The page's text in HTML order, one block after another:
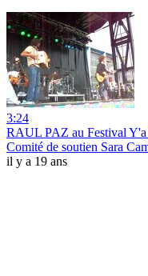
3:24
RAUL PAZ au Festival
Comité de soutien Sara
il y a 19 ans